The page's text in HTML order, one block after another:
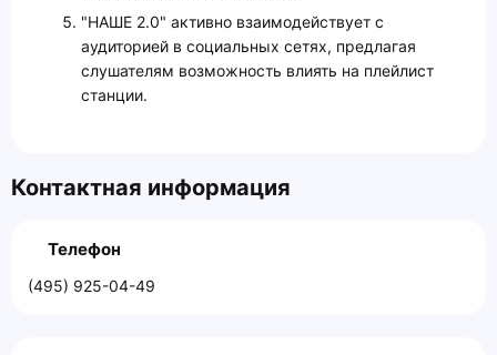
"НАШЕ 2.0" активно взаимодействует с
аудиторией в социальных сетях, предлагая
слушателям возможность влиять на плейлист
станции.
Контактная информация
Телефон
(495) 925-04-49